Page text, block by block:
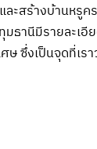
ะสร้างบ้านหรูค
มธานีมีรายละ
ษ ซึ่งเป็นจุดที่เ